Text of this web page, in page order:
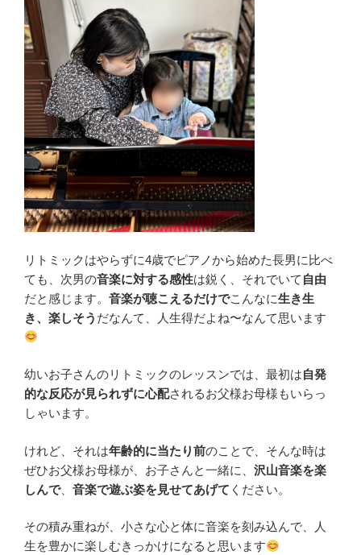
リトミックはやらずに4歳でピアノから始めた長男に比べ
ても、次男の音楽に対する感性は鋭く、それでいて 自由
だと感じます。 音楽が聴こえるだけでこんなに生き生
き、楽しそう だなんて、人生得だよね〜なんて思います
幼いお子さんのリトミックのレッスンでは、最初は自発
的な反応が見られずに心配されるお父様お母様もいらっ
しゃいます。
けれど、それは年齢的に当たり前のことで、そんな時は
ぜひお父様お母様が、お子さんと一緒に、 沢山音楽を楽
しんで、 音楽で遊ぶ姿を見せてあげて ください。
その積み重ねが、小さな心と体に音楽を刻み込んで、人
生を豊かに楽しむきっかけになると思います